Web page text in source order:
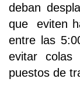
deban
que eviten
entre las
evitar
puestos de